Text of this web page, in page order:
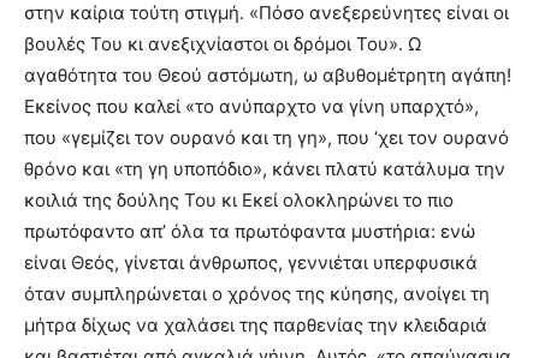
στην καίρια τούτη στιγμή. «Πόσο ανεξερεύνητες είναι οι
βουλές Του κι ανεξιχνίαστοι οι δρόμοι Του». Ω
αγαθότητα του Θεού αστόμωτη, ω αβυθομέτρητη αγάπη!
Εκείνος που καλεί «το ανύπαρχτο να γίνη υπαρχτό»,
που «γεμίζει τον ουρανό και τη γη», που ‘χει τον ουρανό
θρόνο και «τη γη υποπόδιο», κάνει πλατύ κατάλυμα την
κοιλιά της δούλης Του κι Εκεί ολοκληρώνει το πιο
πρωτόφαντο απ’ όλα τα πρωτόφαντα μυστήρια: ενώ
είναι Θεός, γίνεται άνθρωπος, γεννιέται υπερφυσικά
όταν συμπληρώνεται ο χρόνος της κύησης, ανοίγει τη
μήτρα δίχως να χαλάσει της παρθενίας την κλειδαριά